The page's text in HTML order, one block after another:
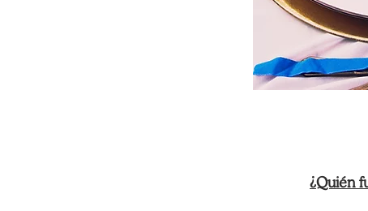
¿Quién